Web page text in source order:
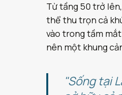
Từ tầng 50 trở
thể thu trọn cả
vào trong tầm
nên một khung
"Sống tại